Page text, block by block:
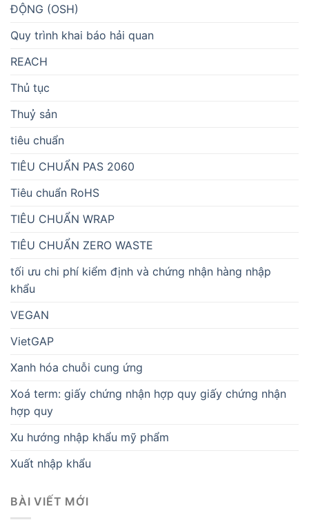
ĐỘNG (OSH)
Quy trình khai báo hải quan
REACH
Thủ tục
Thuỷ sản
tiêu chuẩn
TIÊU CHUẨN PAS 2060
Tiêu chuẩn RoHS
TIÊU CHUẨN WRAP
TIÊU CHUẨN ZERO WASTE
tối ưu chi phí kiểm định và chứng nhận hàng nhập
khẩu
VEGAN
VietGAP
Xanh hóa chuỗi cung ứng
Xoá term: giấy chứng nhận hợp quy giấy chứng nhận
hợp quy
Xu hướng nhập khẩu mỹ phẩm
Xuất nhập khẩu
BÀI VIẾT MỚI